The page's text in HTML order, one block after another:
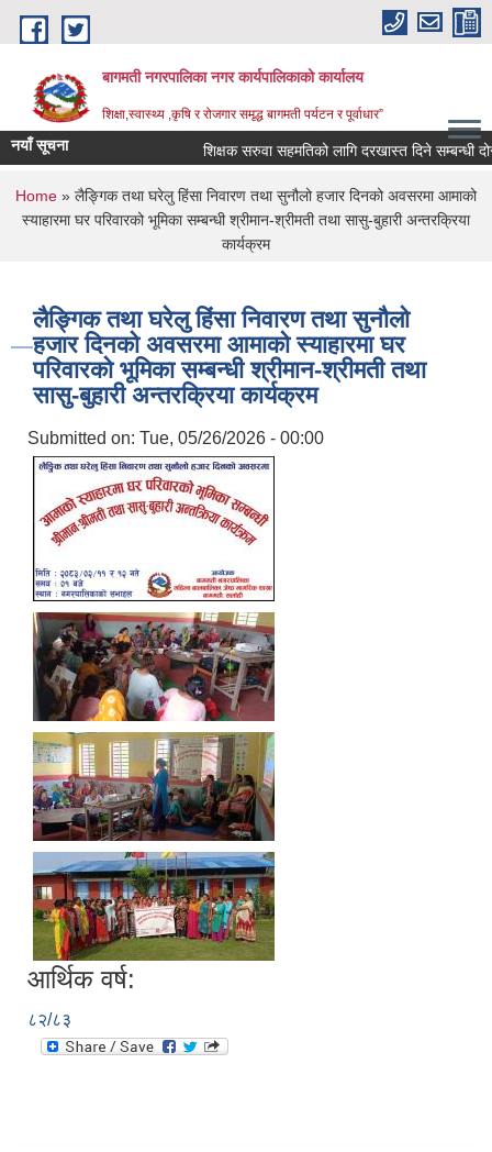
Skip to main content
बागमती नगरपालिका नगर कार्यपालिकाको कार्यालय
शिक्षा,स्वास्थ्य ,कृषि र रोजगार समृद्ध बागमती पर्यटन र पूर्वाधार”
नयाँ सूचना शिक्षक सरुवा सहमतिको लागि दरखास्त दिने
You are here
Home » लैङ्गिक तथा घरेलु हिंसा निवारण तथा सुनौलो हजार दिनको अवसरमा आमाको
स्याहारमा घर परिवारको भूमिका सम्बन्धी श्रीमान-श्रीमती तथा सासु-बुहारी अन्तरक्रिया
कार्यक्रम
लैङ्गिक तथा घरेलु हिंसा निवारण तथा सुनौलो
हजार दिनको अवसरमा आमाको स्याहारमा घर
परिवारको भूमिका सम्बन्धी श्रीमान-श्रीमती तथा
सासु-बुहारी अन्तरक्रिया कार्यक्रम
Submitted on: Tue, 05/26/2026 - 00:00
आर्थिक वर्ष:
८२/८३